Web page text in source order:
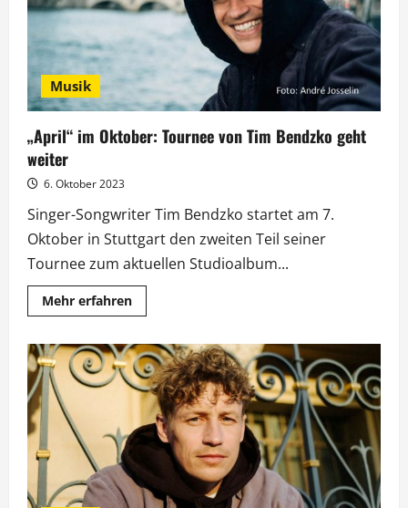
Musik
„April“ im Oktober: Tournee von Tim Bendzko geht
weiter
6. Oktober 2023
Singer-Songwriter Tim Bendzko startet am 7.
Oktober in Stuttgart den zweiten Teil seiner
Tournee zum aktuellen Studioalbum...
Mehr erfahrenMehr
Informationen
im
Oktober:
Tournee
von
Tim
Bendzko
geht
weiter